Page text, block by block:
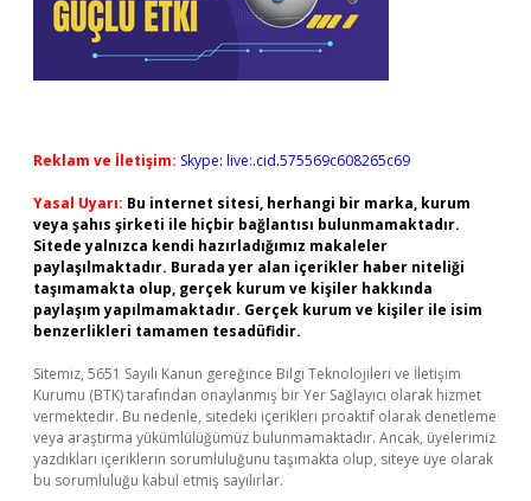
Reklam ve İletişim: Skype: live:.cid.575569c608265c69
Yasal Uyarı: Bu internet sitesi, herhangi bir marka, kurum
veya şahıs şirketi ile hiçbir bağlantısı bulunmamaktadır.
Sitede yalnızca kendi hazırladığımız makaleler
paylaşılmaktadır. Burada yer alan içerikler haber niteliği
taşımamakta olup, gerçek kurum ve kişiler hakkında
paylaşım yapılmamaktadır. Gerçek kurum ve kişiler ile isim
benzerlikleri tamamen tesadüfidir.
Sitemiz, 5651 Sayılı Kanun gereğince Bilgi Teknolojileri ve İletişim
Kurumu (BTK) tarafından onaylanmış bir Yer Sağlayıcı olarak hizmet
vermektedir. Bu nedenle, sitedeki içerikleri proaktif olarak denetleme
veya araştırma yükümlülüğümüz bulunmamaktadır. Ancak, üyelerimiz
yazdıkları içeriklerin sorumluluğunu taşımakta olup, siteye üye olarak
bu sorumluluğu kabul etmiş sayılırlar.